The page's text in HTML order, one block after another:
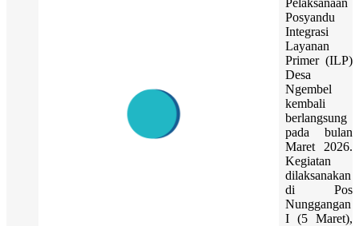
Posyandu
Integrasi
Layanan
Primer (ILP)
Desa
Ngembel
kembali
berlangsung
pada bulan
Maret 2026.
Kegiatan
dilaksanakan
di Pos
Nunggangan
I (5 Maret),